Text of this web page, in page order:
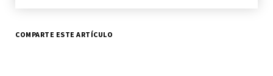
COMPARTE ESTE ARTÍCULO